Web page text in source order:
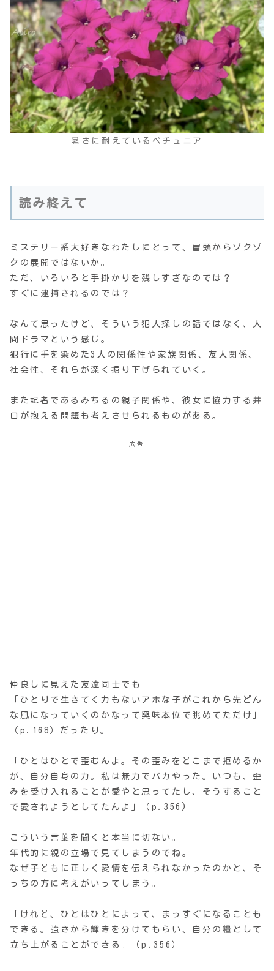
暑さに耐えているペチュニア
読み終えて
ミステリー系大好きなわたしにとって、冒頭からゾクゾ
クの展開ではないか。
ただ、いろいろと手掛かりを残しすぎなのでは？
すぐに逮捕されるのでは？
なんて思ったけど、そういう犯人探しの話ではなく、人
間ドラマという感じ。
犯行に手を染めた3人の関係性や家族関係、友人関係、
社会性、それらが深く掘り下げられていく。
また記者であるみちるの親子関係や、彼女に協力する井
口が抱える問題も考えさせられるものがある。
広告
仲良しに見えた友達同士でも
「ひとりで生きてく力もないアホな子がこれから先どん
な風になっていくのかなって興味本位で眺めてただけ」
（p.168）だったり。
「ひとはひとで歪むんよ。その歪みをどこまで拒めるか
が、自分自身の力。私は無力でバカやった。いつも、歪
みを受け入れることが愛やと思ってたし、そうすること
で愛されようとしてたんよ」（p.356)
こういう言葉を聞くと本当に切ない。
年代的に親の立場で見てしまうのでね。
なぜ子どもに正しく愛情を伝えられなかったのかと、そ
っちの方に考えがいってしまう。
「けれど、ひとはひとによって、まっすぐになることも
できる。強さから輝きを分けてもらい、自分の糧として
立ち上がることができる」（p.356）